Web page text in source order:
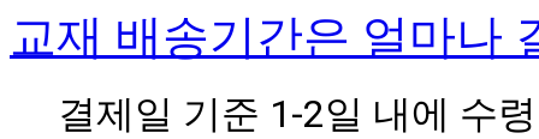
교재 배송기간은 얼마나
결제일 기준 1-2일 내에 수